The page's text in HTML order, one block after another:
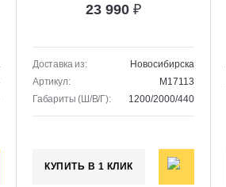
23 990 ₽
Доставка из:
Новосибирска
Артикул:
M17113
Габариты (Ш/В/Г):
1200/2000/440
КУПИТЬ В 1 КЛИК